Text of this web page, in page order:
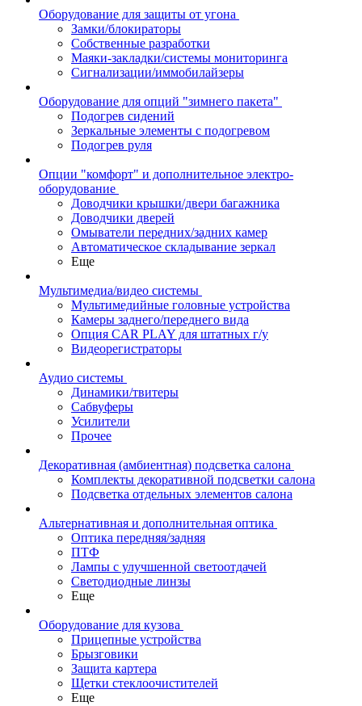
Оборудование для защиты от угона
Замки/блокираторы
Собственные разработки
Маяки-закладки/системы мониторинга
Сигнализации/иммобилайзеры
Оборудование для опций "зимнего пакета"
Подогрев сидений
Зеркальные элементы с подогревом
Подогрев руля
Опции "комфорт" и дополнительное электро-
оборудование
Доводчики крышки/двери багажника
Доводчики дверей
Омыватели передних/задних камер
Автоматическое складывание зеркал
Еще
Мультимедиа/видео системы
Мультимедийные головные устройства
Камеры заднего/переднего вида
Опция CAR PLAY для штатных г/у
Видеорегистраторы
Аудио системы
Динамики/твитеры
Сабвуферы
Усилители
Прочее
Декоративная (амбиентная) подсветка салона
Комплекты декоративной подсветки салона
Подсветка отдельных элементов салона
Альтернативная и дополнительная оптика
Оптика передняя/задняя
ПТФ
Лампы с улучшенной светоотдачей
Светодиодные линзы
Еще
Оборудование для кузова
Прицепные устройства
Брызговики
Защита картера
Щетки стеклоочистителей
Еще